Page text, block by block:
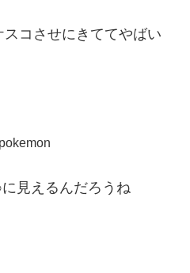
コさせにきててやばい
見えるんだろうね